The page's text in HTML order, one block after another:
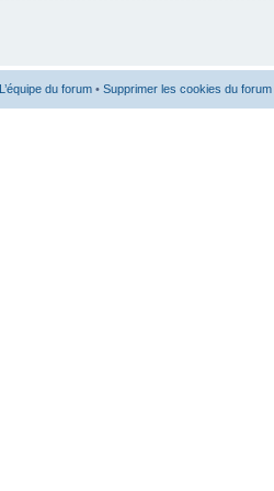
L’équipe du forum • Supprimer les cookies du forum